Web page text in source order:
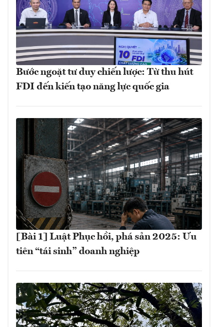
Bước ngoặt tư duy chiến lược: Từ thu hút
FDI đến kiến tạo năng lực quốc gia
[Bài 1] Luật Phục hồi, phá sản 2025: Ưu
tiên “tái sinh” doanh nghiệp